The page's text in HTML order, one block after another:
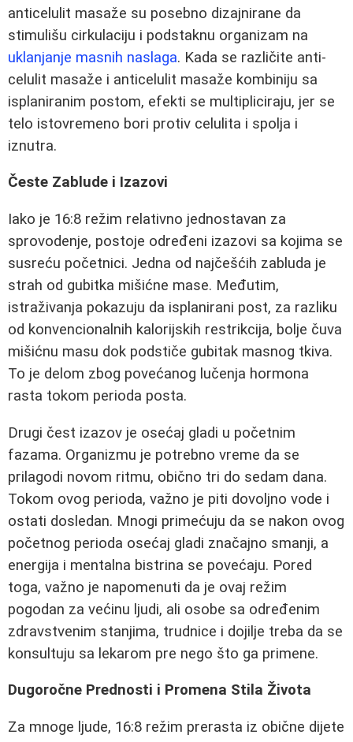
anticelulit masaže su posebno dizajnirane da
stimulišu cirkulaciju i podstaknu organizam na
uklanjanje masnih naslaga. Kada se različite anti-
celulit masaže i anticelulit masaže kombiniju sa
isplaniranim postom, efekti se multipliciraju, jer se
telo istovremeno bori protiv celulita i spolja i
iznutra.
Česte Zablude i Izazovi
Iako je 16:8 režim relativno jednostavan za
sprovodenje, postoje određeni izazovi sa kojima se
susreću početnici. Jedna od najčešćih zabluda je
strah od gubitka mišićne mase. Međutim,
istraživanja pokazuju da isplanirani post, za razliku
od konvencionalnih kalorijskih restrikcija, bolje čuva
mišićnu masu dok podstiče gubitak masnog tkiva.
To je delom zbog povećanog lučenja hormona
rasta tokom perioda posta.
Drugi čest izazov je osećaj gladi u početnim
fazama. Organizmu je potrebno vreme da se
prilagodi novom ritmu, obično tri do sedam dana.
Tokom ovog perioda, važno je piti dovoljno vode i
ostati dosledan. Mnogi primećuju da se nakon ovog
početnog perioda osećaj gladi značajno smanji, a
energija i mentalna bistrina se povećaju. Pored
toga, važno je napomenuti da je ovaj režim
pogodan za većinu ljudi, ali osobe sa određenim
zdravstvenim stanjima, trudnice i dojilje treba da se
konsultuju sa lekarom pre nego što ga primene.
Dugoročne Prednosti i Promena Stila Života
Za mnoge ljude, 16:8 režim prerasta iz obične dijete